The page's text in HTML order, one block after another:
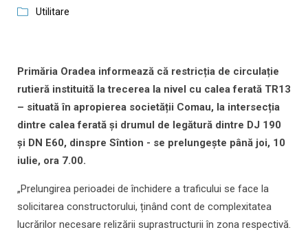
Utilitare
Primăria Oradea informează că restricția de circulație
rutieră instituită la trecerea la nivel cu calea ferată TR13
– situată în apropierea societății Comau, la intersecția
dintre calea ferată și drumul de legătură dintre DJ 190
și DN E60, dinspre Sîntion - se prelungește până joi, 10
iulie, ora 7.00.
„Prelungirea perioadei de închidere a traficului se face la
solicitarea constructorului, ținând cont de complexitatea
lucrărilor necesare relizării suprastructurii în zona respectivă.